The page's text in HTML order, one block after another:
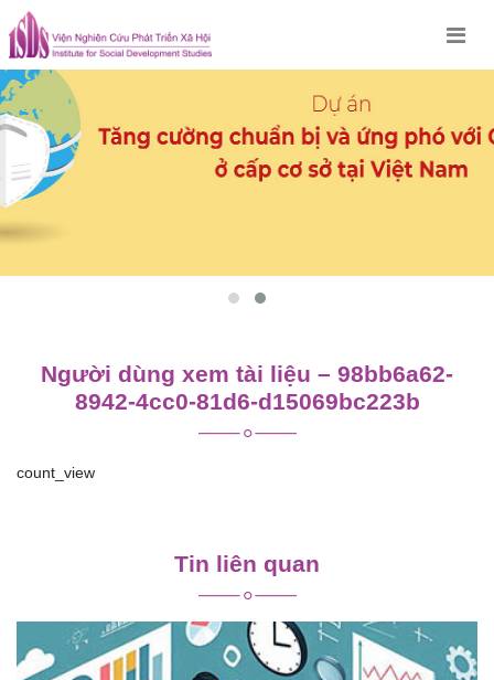
Skip
to
content
Người dùng xem tài liệu – 98bb6a62-
8942-4cc0-81d6-d15069bc223b
count_view
viết
Tin liên quan